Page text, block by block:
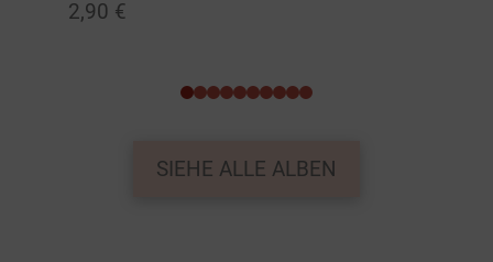
2,90 €
0123456789
SIEHE ALLE ALBEN